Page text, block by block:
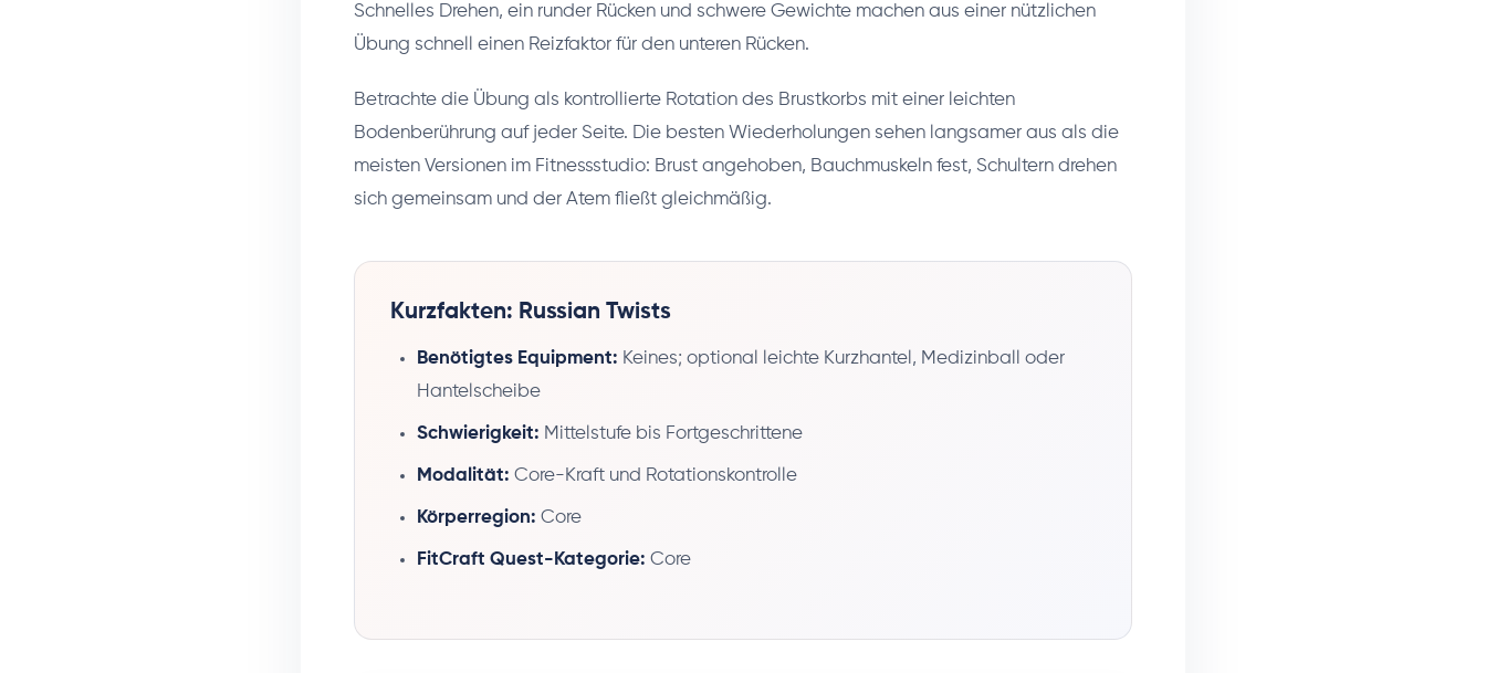
Schnelles Drehen, ein runder Rücken und schwere Gewichte machen aus einer nützlichen
Übung schnell einen Reizfaktor für den unteren Rücken.
Betrachte die Übung als kontrollierte Rotation des Brustkorbs mit einer leichten
Bodenberührung auf jeder Seite. Die besten Wiederholungen sehen langsamer aus als die
meisten Versionen im Fitnessstudio: Brust angehoben, Bauchmuskeln fest, Schultern drehen
sich gemeinsam und der Atem fließt gleichmäßig.
Kurzfakten: Russian Twists
Benötigtes Equipment: Keines; optional leichte Kurzhantel, Medizinball oder
Hantelscheibe
Schwierigkeit: Mittelstufe bis Fortgeschrittene
Modalität: Core-Kraft und Rotationskontrolle
Körperregion: Core
FitCraft Quest-Kategorie: Core